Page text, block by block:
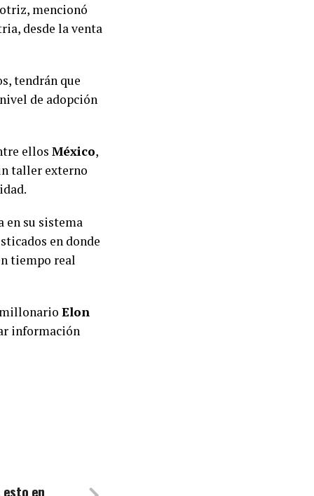
mencionó
desde la venta
tendrán que
de adopción
ellos México,
taller externo
en su sistema
en donde
tiempo real
Elon
información
en